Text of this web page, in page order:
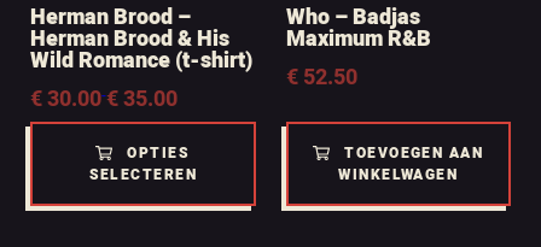
Herman Brood –
Herman Brood & His
Wild Romance (t-shirt)
€30.00-€35.00
Prijsklasse:
€ 30.00
OPTIES
SELECTEREN
Who – Badjas
Maximum R&B
€52.50
TOEVOEGEN AAN
WINKELWAGEN